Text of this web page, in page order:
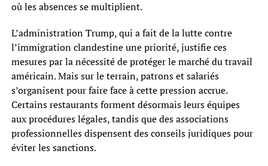
où les absences se multiplient.
L’administration Trump, qui a fait de la lutte contre
l’immigration clandestine une priorité, justifie ces
mesures par la nécessité de protéger le marché du travail
américain. Mais sur le terrain, patrons et salariés
s’organisent pour faire face à cette pression accrue.
Certains restaurants forment désormais leurs équipes
aux procédures légales, tandis que des associations
professionnelles dispensent des conseils juridiques pour
éviter les sanctions.